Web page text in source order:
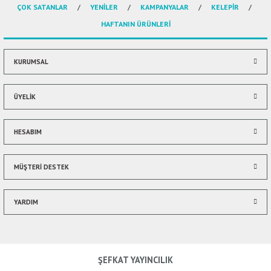
Ürün açıklamasında eksik bilgiler bulunuyor.
Ürün bilgilerinde hatalar bulunuyor.
Ürün fiyatı diğer sitelerden daha pahalı.
Bu ürüne benzer farklı alternatifler olmalı.
ÇOK SATANLAR
YENİLER KAMPANYALAR
KELEPİR
HAFTANIN ÜRÜNLERİ
KURUMSAL
ÜYELİK
HESABIM
MÜŞTERİ DESTEK
YARDIM
ŞEFKAT YAYINCILIK